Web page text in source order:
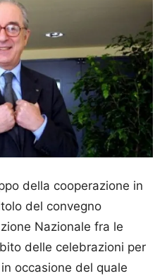
della cooperazione in
del convegno
Nazionale fra le
delle celebrazioni per
occasione del quale